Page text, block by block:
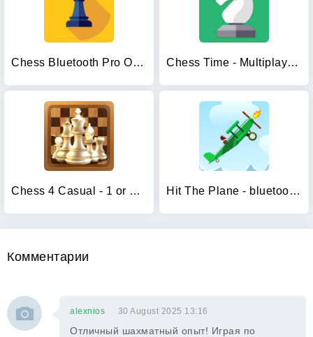
Chess Bluetooth Pro Online Chess Time - Multiplayer Chess
Chess 4 Casual - 1 or 2-player Hit The Plane - bluetooth game
Комментарии
alexnios 30 August 2025 13:16
Отличный шахматный опыт! Играя по